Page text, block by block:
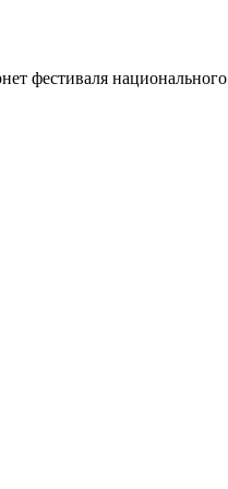
фестиваля национального